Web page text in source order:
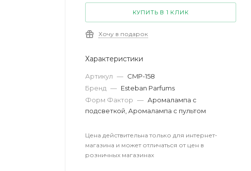
КУПИТЬ В 1 КЛИК
Хочу в подарок
Характеристики
Артикул — CMP-158
Бренд — Esteban Parfums
Форм Фактор — Аромалампа с
подсветкой, Аромалампа с пультом
Цена действительна только для интернет-
магазина и может отличаться от цен в
розничных магазинах